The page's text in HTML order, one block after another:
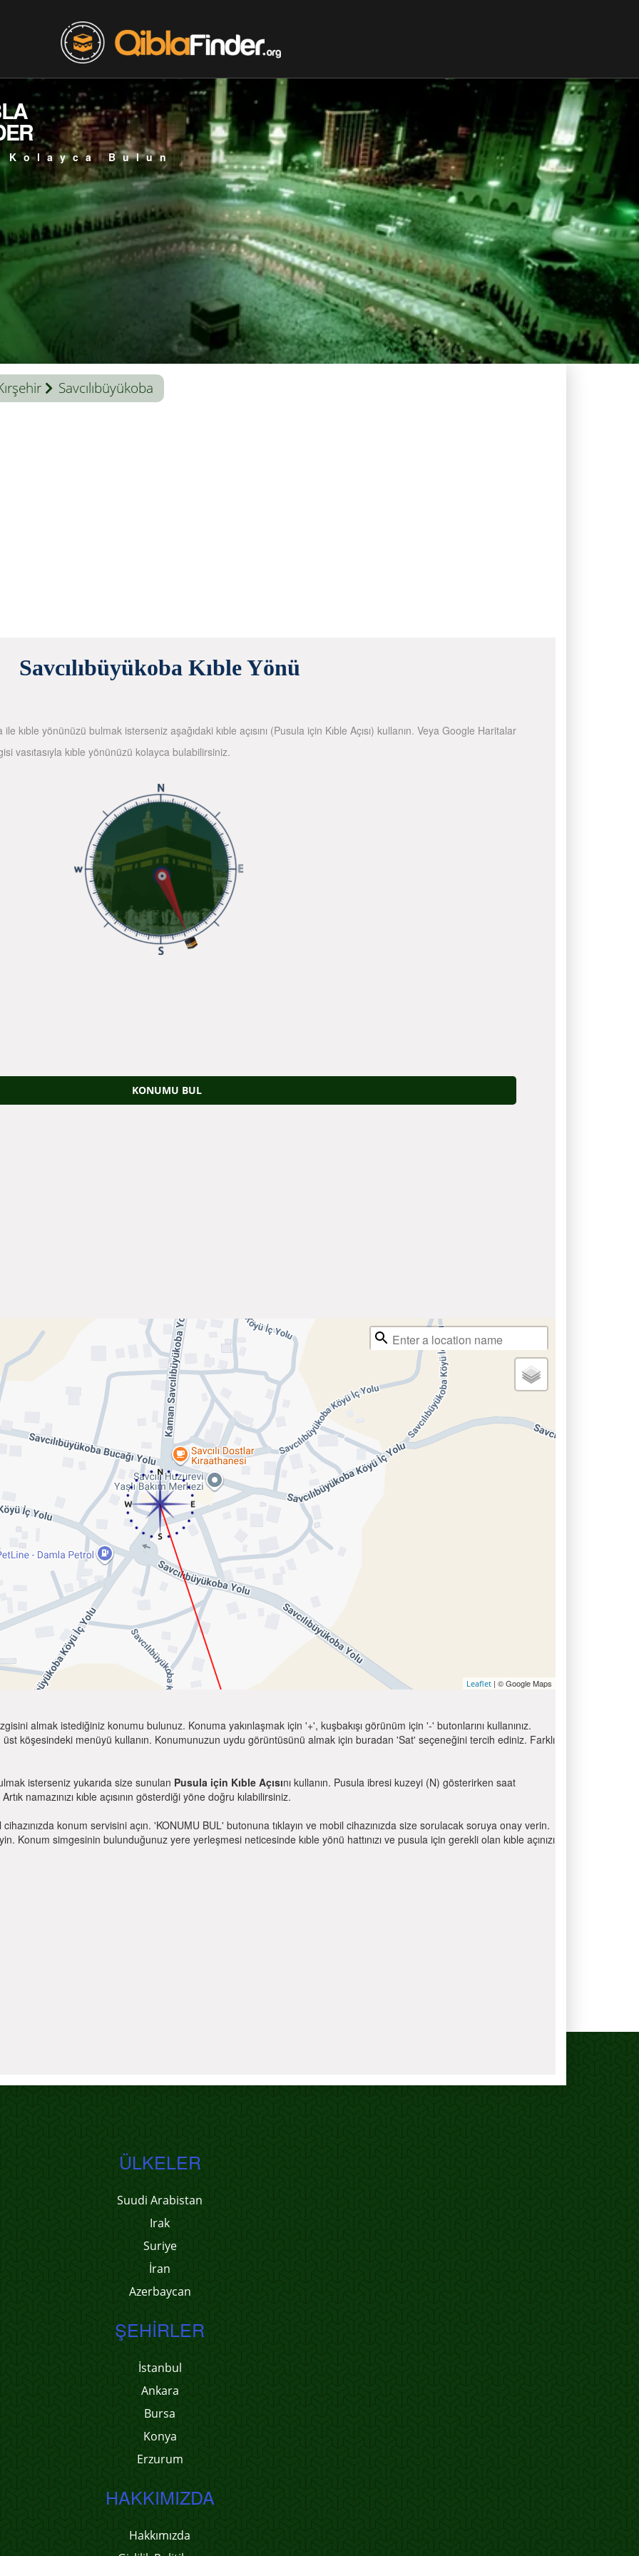
Kolayca Bulun
Savcılıbüyükoba
Savcılıbüyükoba Kıble Yönü
kıble yönünüzü bulmak isterseniz aşağıdaki kıble açısını (Pusula için Kıble Açısı) kullanın. Veya Google Haritalar
vasıtasıyla kıble yönünüzü kolayca bulabilirsiniz.
KONUMU BUL
Leaflet | © Google Maps
almak istediğiniz konumu bulunuz. Konuma yakınlaşmak için '+', kuşbakışı görünüm için '-' butonlarını kullanınız.
köşesindeki menüyü kullanın. Konumunuzun uydu görüntüsünü almak için buradan 'Sat' seçeneğini tercih ediniz. Farklı
isterseniz yukarıda size sunulan Pusula için Kıble Açısını kullanın. Pusula ibresi kuzeyi (N) gösterirken saat
namazınızı kıble açısının gösterdiği yöne doğru kılabilirsiniz.
konum servisini açın. 'KONUMU BUL' butonuna tıklayın ve mobil cihazınızda size sorulacak soruya onay verin.
Konum simgesinin bulunduğunuz yere yerleşmesi neticesinde kıble yönü hattınızı ve pusula için gerekli olan kıble açınızı
ÜLKELER
Suudi Arabistan
Irak
Suriye
İran
Azerbaycan
ŞEHIRLER
İstanbul
Ankara
Bursa
Konya
Erzurum
HAKKIMIZDA
Hakkımızda